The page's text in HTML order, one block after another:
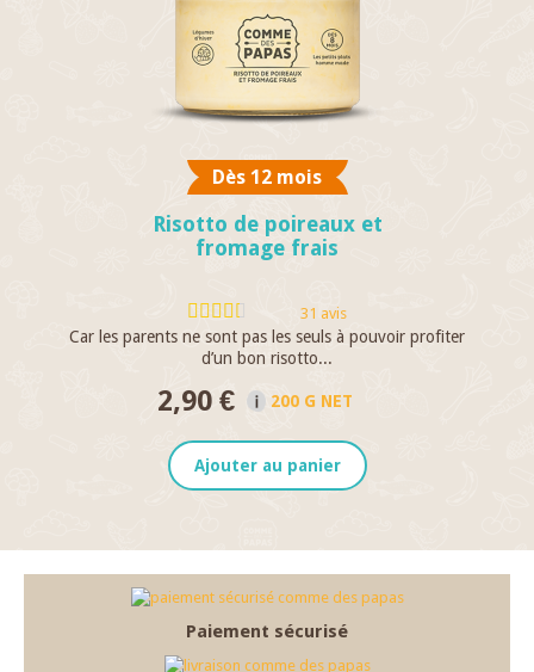
Dès 12 mois
Risotto de poireaux et
fromage frais
31 avis
Car les parents ne sont pas les seuls à pouvoir profiter
d’un bon risotto...
2,90 € 200 G NET
Ajouter au panier
Paiement sécurisé